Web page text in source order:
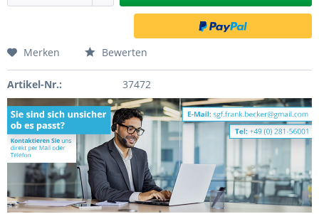
Merken Bewerten
Artikel-Nr.: 37472